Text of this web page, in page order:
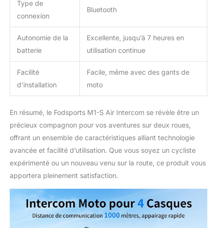
Type de
connexion
Bluetooth
Autonomie de la
batterie
Excellente, jusqu’à 7 heures en
utilisation continue
Facilité
d’installation
Facile, même avec des gants de
moto
En résumé, le Fodsports M1-S Air Intercom se révèle être un
précieux compagnon pour vos aventures sur deux roues,
offrant un ensemble de caractéristiques alliant technologie
avancée et facilité d’utilisation. Que vous soyez un cycliste
expérimenté ou un nouveau venu sur la route, ce produit vous
apportera pleinement satisfaction.